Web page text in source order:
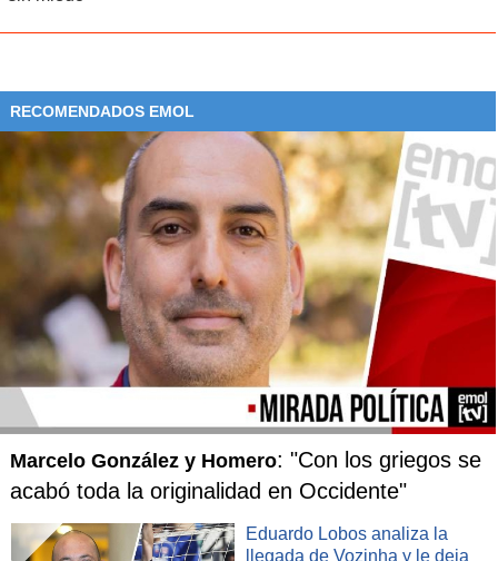
comprometido lacreación de centros comunitarios de
salud mentalen un número importante" además de los
centros comunitarios para la demencia.
RECOMENDADOS EMOL
Marcelo González y Homero: "Con los griegos se
acabó toda la originalidad en Occidente"
Eduardo Lobos analiza la
llegada de Vozinha y le deja